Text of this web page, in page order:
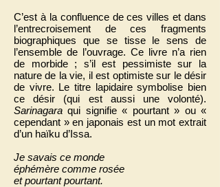
C’est à la confluence de ces villes et dans
l’entrecroisement de ces fragments
biographiques que se tisse le sens de
l’ensemble de l’ouvrage. Ce livre n’a rien
de morbide ; s’il est pessimiste sur la
nature de la vie, il est optimiste sur le désir
de vivre. Le titre lapidaire symbolise bien
ce désir (qui est aussi une volonté).
Sarinagara qui signifie « pourtant » ou «
cependant » en japonais est un mot extrait
d’un haïku d’Issa.
Je savais ce monde
éphémère comme rosée
et pourtant pourtant.